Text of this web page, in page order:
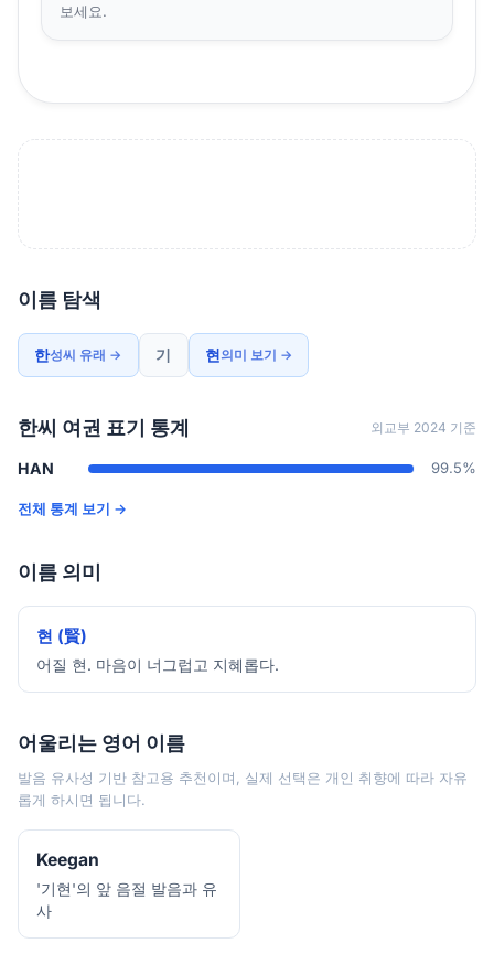
보세요.
이름 탐색
한성씨 유래 → 기 현의미 보기 →
한씨 여권 표기 통계 외교부 2024 기준
HAN 99.5%
전체 통계 보기 →
이름 의미
현 (賢)
어질 현. 마음이 너그럽고 지혜롭다.
어울리는 영어 이름
발음 유사성 기반 참고용 추천이며, 실제 선택은 개인 취향에 따라 자유
롭게 하시면 됩니다.
Keegan
'기현'의 앞 음절 발음과 유
사